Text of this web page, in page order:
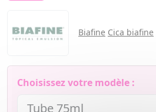
Biafine Cica biafine
Choisissez votre modèle :